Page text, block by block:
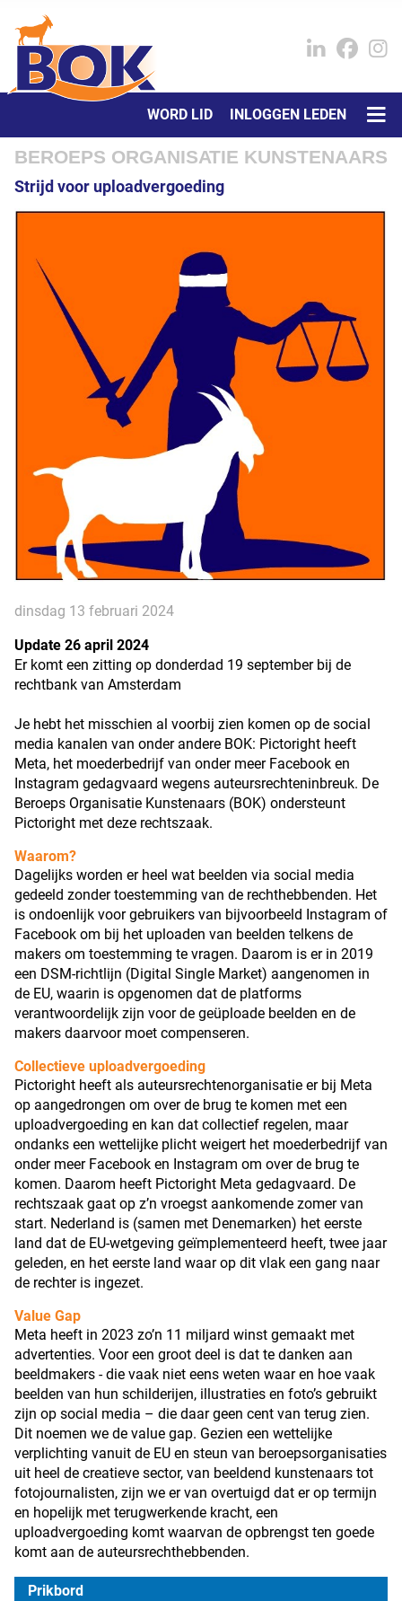
WORD LID INLOGGEN LEDEN
BEROEPS ORGANISATIE KUNSTENAARS
Strijd voor uploadvergoeding
dinsdag 13 februari 2024
Update 26 april 2024
Er komt een zitting op donderdad 19 september bij de
rechtbank van Amsterdam
Je hebt het misschien al voorbij zien komen op de social
media kanalen van onder andere BOK: Pictoright heeft
Meta, het moederbedrijf van onder meer Facebook en
Instagram gedagvaard wegens auteursrechteninbreuk. De
Beroeps Organisatie Kunstenaars (BOK) ondersteunt
Pictoright met deze rechtszaak.
Waarom?
Dagelijks worden er heel wat beelden via social media
gedeeld zonder toestemming van de rechthebbenden. Het
is ondoenlijk voor gebruikers van bijvoorbeeld Instagram of
Facebook om bij het uploaden van beelden telkens de
makers om toestemming te vragen. Daarom is er in 2019
een DSM-richtlijn (Digital Single Market) aangenomen in
de EU, waarin is opgenomen dat de platforms
verantwoordelijk zijn voor de geüploade beelden en de
makers daarvoor moet compenseren.
Collectieve uploadvergoeding
Pictoright heeft als auteursrechtenorganisatie er bij Meta
op aangedrongen om over de brug te komen met een
uploadvergoeding en kan dat collectief regelen, maar
ondanks een wettelijke plicht weigert het moederbedrijf van
onder meer Facebook en Instagram om over de brug te
komen. Daarom heeft Pictoright Meta gedagvaard. De
rechtszaak gaat op z’n vroegst aankomende zomer van
start. Nederland is (samen met Denemarken) het eerste
land dat de EU-wetgeving geïmplementeerd heeft, twee jaar
geleden, en het eerste land waar op dit vlak een gang naar
de rechter is ingezet.
Value Gap
Meta heeft in 2023 zo’n 11 miljard winst gemaakt met
advertenties. Voor een groot deel is dat te danken aan
beeldmakers - die vaak niet eens weten waar en hoe vaak
beelden van hun schilderijen, illustraties en foto’s gebruikt
zijn op social media – die daar geen cent van terug zien.
Dit noemen we de value gap. Gezien een wettelijke
verplichting vanuit de EU en steun van beroepsorganisaties
uit heel de creatieve sector, van beeldend kunstenaars tot
fotojournalisten, zijn we er van overtuigd dat er op termijn
en hopelijk met terugwerkende kracht, een
uploadvergoeding komt waarvan de opbrengst ten goede
komt aan de auteursrechthebbenden.
Prikbord